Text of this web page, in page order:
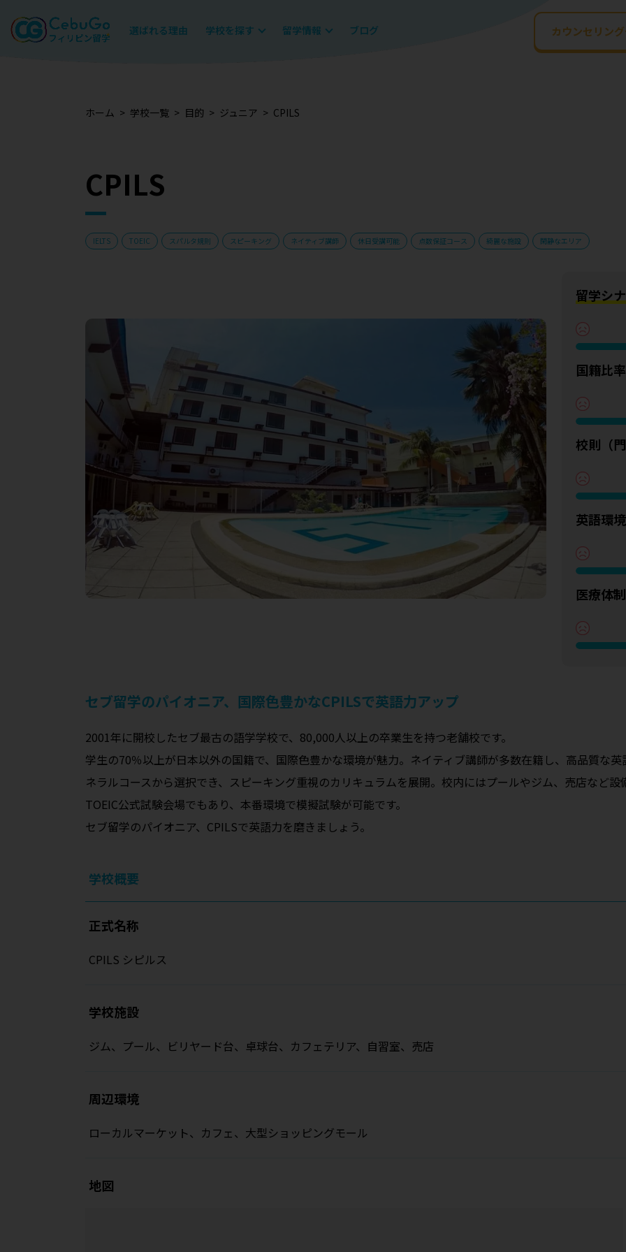
選ばれる理由 学校を探す 留学情報 ブログ カウンセリン
ホーム 学校一覧 目的 ジュニア CPILS
CPILS
IELTS TOEIC スパルタ規則 スピーキング ネイティブ講師 休日受講可能 点数保証コース 綺麗な施設 閑静なエリア
留学シ
国籍比率
校則（
英語環境
医療体制
セブ留学のパイオニア、国際色豊かなCPILSで英語力アップ
2001年に開校したセブ最古の語学学校で、80,000人以上の卒業生を持つ老舗校です。
学生の70％以上が日本以外の国籍で、国際色豊かな環境が魅力。ネイティブ講師が多数在籍し、高品質な
ネラルコースから選択でき、スピーキング重視のカリキュラムを展開。校内にはプールやジム、売店など
TOEIC公式試験会場でもあり、本番環境で模擬試験が可能です。
セブ留学のパイオニア、CPILSで英語力を磨きましょう。
学校概要
正式名称
CPILS シピルス
学校施設
ジム、プール、ビリヤード台、卓球台、カフェテリア、自習室、売店
周辺環境
ローカルマーケット、カフェ、大型ショッピングモール
地図